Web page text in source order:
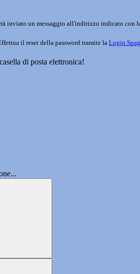
inviato un messaggio all'indirizzo indicato con
il reset della password tramite la Login
di posta elettronica!